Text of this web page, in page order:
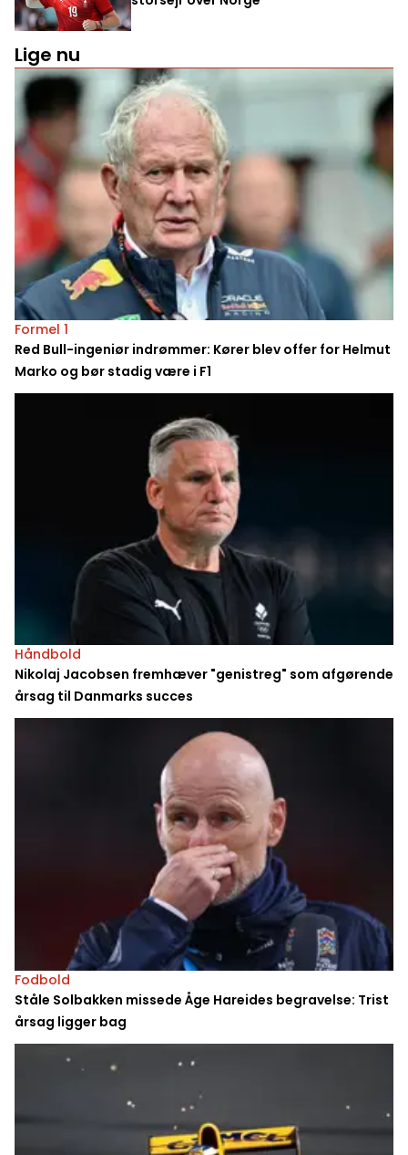
Lige nu
Formel 1
Red Bull-ingeniør indrømmer: Kører blev offer for Helmut
Marko og bør stadig være i F1
Håndbold
Nikolaj Jacobsen fremhæver "genistreg" som afgørende
årsag til Danmarks succes
Fodbold
Ståle Solbakken missede Åge Hareides begravelse: Trist
årsag ligger bag